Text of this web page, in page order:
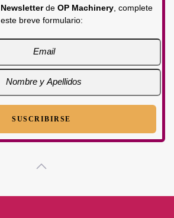
Newsletterde OP Machinery, complete
este breve formulario: